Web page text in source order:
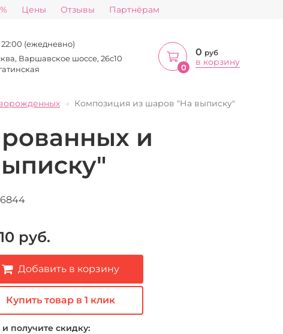
Цены Отзывы Партнёрам
(ежедневно)
Варшавское шоссе, 26с10
0
0 руб
в корзину
Композиция из шаров "На выписку"
и
руб.
Добавить в корзину
Купить товар в 1 клик
и получите скидку: